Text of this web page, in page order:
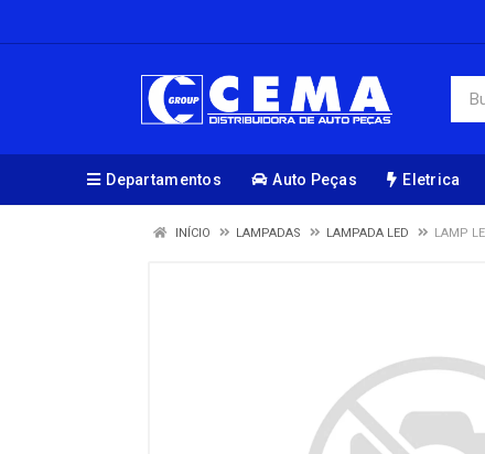
Departamentos Auto Peças Eletrica
INÍCIO LAMPADAS LAMPADA LED LAMP